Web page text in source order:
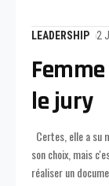
LEADERSHIP 2
le jury
Certes, elle a su
son choix, mais
réaliser un
fistule
Beaucoup de